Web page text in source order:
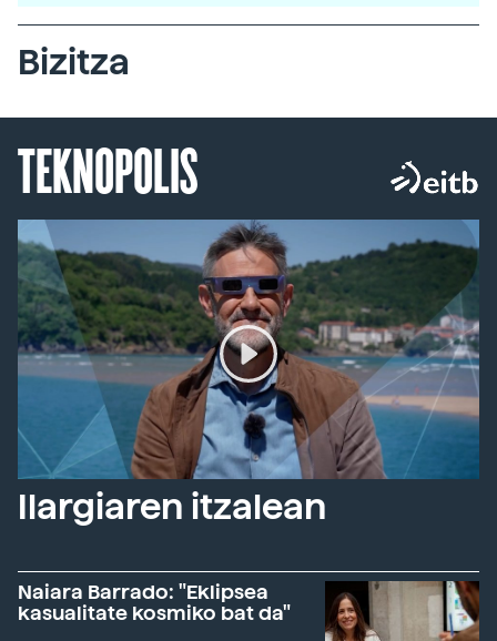
Bizitza
TEKNOPOLIS
Ilargiaren itzalean
Naiara Barrado: "Eklipsea
kasualitate kosmiko bat da"